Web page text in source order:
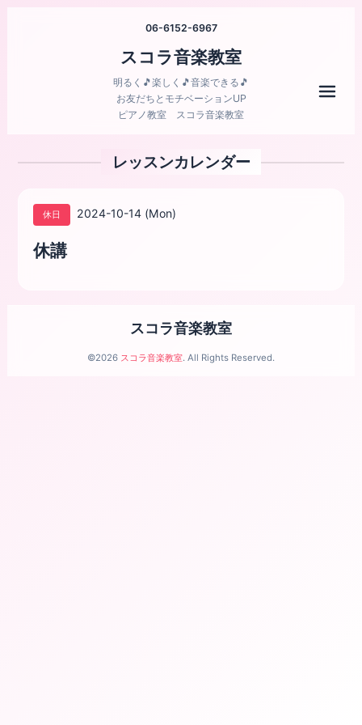
06-6152-6967
スコラ音楽教室
明るく🎵楽しく🎵音楽できる🎵
お友だちとモチベーションUP
ピアノ教室 スコラ音楽教室
レッスンカレンダー
休日 2024-10-14 (Mon)
休講
スコラ音楽教室
©2026 スコラ音楽教室. All Rights Reserved.